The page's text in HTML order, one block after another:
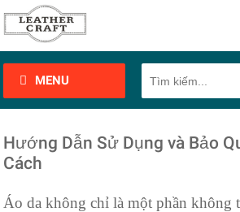
MENU
Hướng Dẫn Sử Dụng và Bảo
Cách
Áo da không chỉ là một phần không